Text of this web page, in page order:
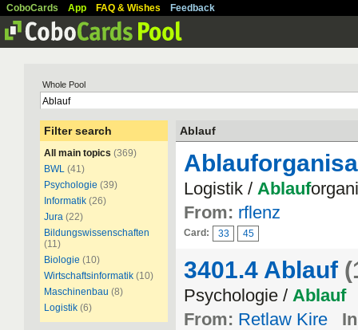
CoboCards App FAQ & Wishes Feedback
Whole Pool
Filter search
All main topics (369)
BWL (41)
Psychologie (39)
Informatik (26)
Jura (22)
Bildungswissenschaften
(11)
Biologie (10)
Wirtschaftsinformatik (10)
Maschinenbau (8)
Logistik (6)
Ablauf
Logistik / Ablauf
From: rflenz
Card: 33 45
3401.4 Ablauf
Psychologie / Ablauf
From: Retlaw Kire